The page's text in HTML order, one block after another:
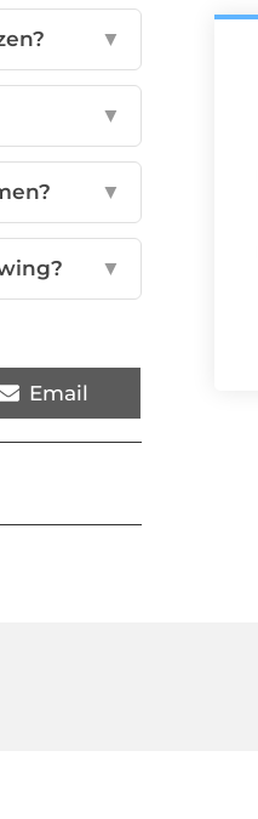
▼
▼
▼
▼
Email